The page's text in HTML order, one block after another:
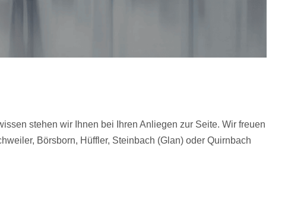
stehen wir Ihnen bei Ihren Anliegen zur Seite. Wir freuen
Börsborn, Hüffler, Steinbach (Glan) oder Quirnbach